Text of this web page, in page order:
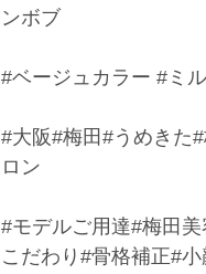
ンボブ
#ベージュカラー #ミ
#大阪#梅田#うめきた
ロン
#モデルご用達#梅田
こだわり#骨格補正#